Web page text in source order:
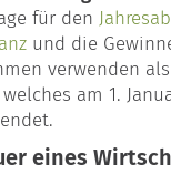
Baulohn
&
für den
und die
verwenden
am 1.
eines